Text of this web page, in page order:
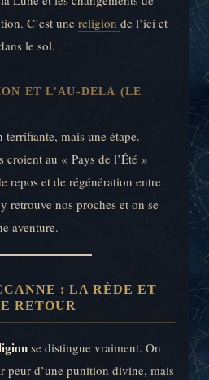
C’est une religion de l’ici et
le sol.
ET L’AU-DELÀ (LE
terrifiante, mais une étape.
croient au « Pays de l’Été »
repos et de régénération entre
retrouve nos proches et on se
aventure.
: LA RÈDE ET
RETOUR
se distingue vraiment. On
peur d’une punition divine, mais